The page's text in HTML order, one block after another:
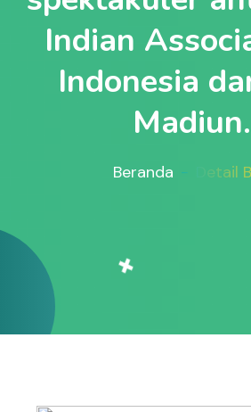
Indian
Indonesia
Beranda Detail